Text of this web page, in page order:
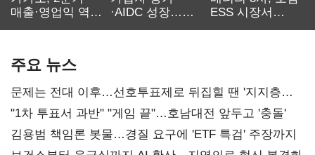
매출·영업익 역대
·AIDC 성장…
ESS 시장서
주요 뉴스
문제는 전대 이후…선호투표제로 뒤집힐 땐 '지지층
불복'
"1차 투표서 과반" "게임 끝"…호남대전 앞두고 '충돌'
김용범 책임론 봇물…경질 요구에 'ETF 특검' 주장까지